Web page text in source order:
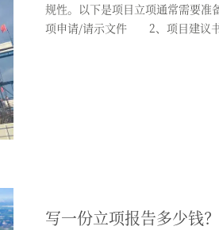
规性。以下是项目立项通常需
项申请/请示文件 2、项目建
写一份立项报告多少钱？